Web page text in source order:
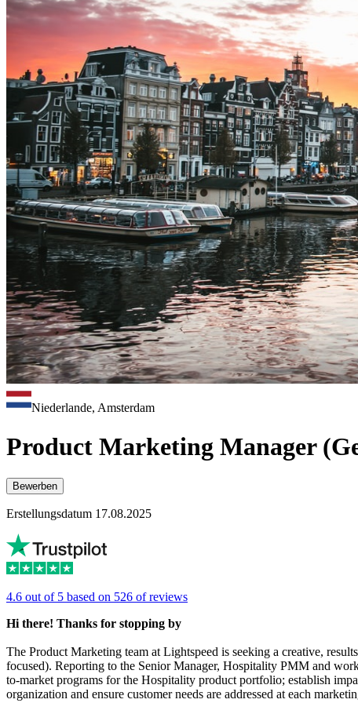
Niederlande, Amsterdam
Product Marketing Manager
Bewerben
Erstellungsdatum 17.08.2025
4.6 out of 5 based on 526 of reviews
Hi there! Thanks for stopping by
The Product Marketing team at Lightspeed is seeking a creative,
focused). Reporting to the Senior Manager, Hospitality PMM and
to-market programs for the Hospitality product portfolio; establish
organization and ensure customer needs are addressed at each